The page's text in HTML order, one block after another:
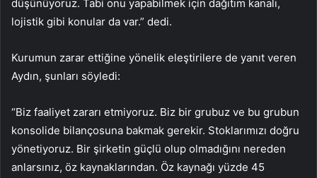
düşünüyoruz. Tabi onu yapabilmek için dağıtım kanalı,
lojistik gibi konular da var.” dedi.
Kurumun zarar ettiğine yönelik eleştirilere de yanıt veren
Aydın, şunları söyledi:
“Biz faaliyet zararı etmiyoruz. Biz bir grubuz ve bu grubun
konsolide bilançosuna bakmak gerekir. Stoklarımızı doğru
yönetiyoruz. Bir şirketin güçlü olup olmadığını nereden
anlarsınız, öz kaynaklarından. Öz kaynağı yüzde 45